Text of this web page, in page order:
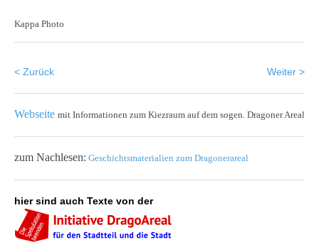
Kappa Photo
< Zurück Weiter >
Webseite mit Informationen zum Kiezraum auf dem sogen. Dragoner Areal
zum Nachlesen: Geschichtsmaterialien zum Dragonerareal
hier sind auch Texte von der